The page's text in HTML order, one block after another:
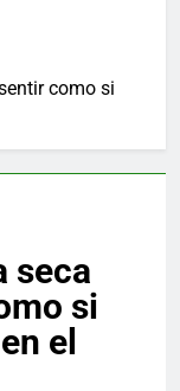
como si
seca
si
el